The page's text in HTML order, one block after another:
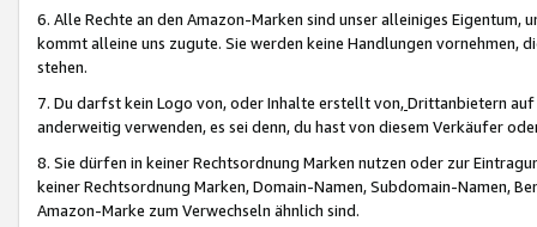
6. Alle Rechte an den Amazon-Marken sind unser alleiniges
kommt alleine uns zugute. Sie werden keine Handlungen vornehmen,
stehen.
7. Du darfst kein Logo von, oder Inhalte erstellt von,Drittanbietern auf
anderweitig verwenden, es sei denn, du hast von diesem Verkäufer
8. Sie dürfen in keiner Rechtsordnung Marken nutzen oder zur
keiner Rechtsordnung Marken, Domain-Namen, Subdomain-Namen,
Amazon-Marke zum Verwechseln ähnlich sind.